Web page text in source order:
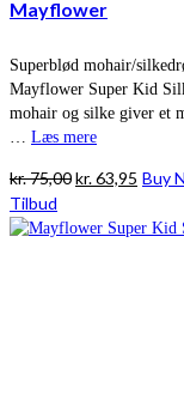
Mayflower
Superblød mohair/
Mayflower Super Kid
mohair og silke giver et
Læs mere
kr.75,00Den
pris
kr.63,95 Den
pris
Buy
Tilbud